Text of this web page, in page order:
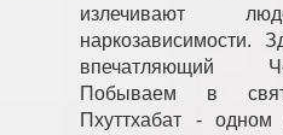
излечивают
наркозависимости.
впечатляющий
Побываем в
Пхуттхабат -